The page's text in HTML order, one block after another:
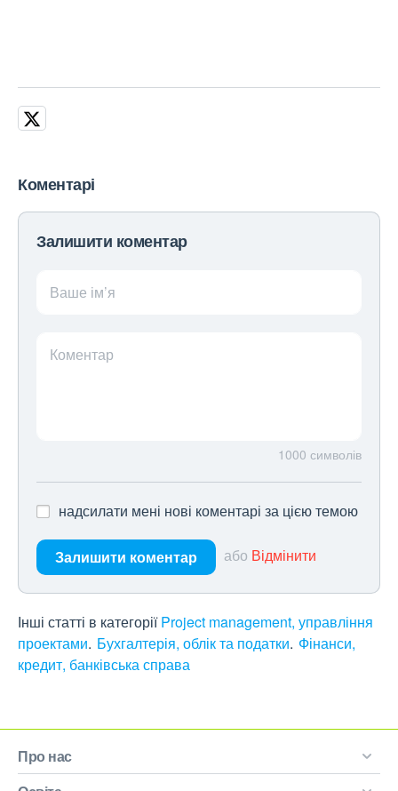
Коментарі
Залишити коментар
Ваше ім’я
Коментар
1000 символів
надсилати мені нові коментарі за цією темою
Залишити коментар або Відмінити
Інші статті в категорії Project management, управління
проектами Бухгалтерія, облік та податки Фінанси,
кредит, банківська справа
Про нас